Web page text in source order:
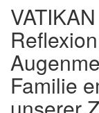
Familie